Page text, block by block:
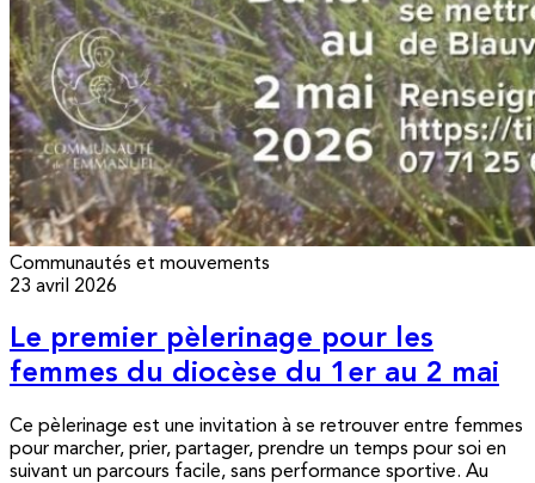
Communautés et mouvements
23 avril 2026
Le premier pèlerinage pour les
femmes du diocèse du 1er au 2 mai
Ce pèlerinage est une invitation à se retrouver entre femmes
pour marcher, prier, partager, prendre un temps pour soi en
suivant un parcours facile, sans performance sportive. Au